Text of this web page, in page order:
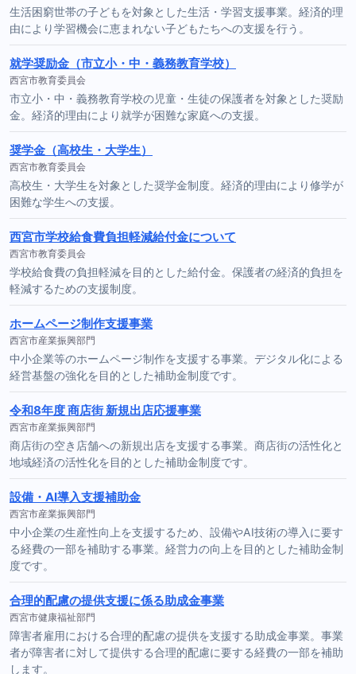
生活困窮世帯の子どもを対象とした生活・学習支援事業。経済的理
由により学習機会に恵まれない子どもたちへの支援を行う。
就学奨励金（市立小・中・義務教育学校）
西宮市教育委員会
市立小・中・義務教育学校の児童・生徒の保護者を対象とした奨励
金。経済的理由により就学が困難な家庭への支援。
奨学金（高校生・大学生）
西宮市教育委員会
高校生・大学生を対象とした奨学金制度。経済的理由により修学が
困難な学生への支援。
西宮市学校給食費負担軽減給付金について
西宮市教育委員会
学校給食費の負担軽減を目的とした給付金。保護者の経済的負担を
軽減するための支援制度。
ホームページ制作支援事業
西宮市産業振興部門
中小企業等のホームページ制作を支援する事業。デジタル化による
経営基盤の強化を目的とした補助金制度です。
令和8年度 商店街 新規出店応援事業
西宮市産業振興部門
商店街の空き店舗への新規出店を支援する事業。商店街の活性化と
地域経済の活性化を目的とした補助金制度です。
設備・AI導入支援補助金
西宮市産業振興部門
中小企業の生産性向上を支援するため、設備やAI技術の導入に要す
る経費の一部を補助する事業。経営力の向上を目的とした補助金制
度です。
合理的配慮の提供支援に係る助成金事業
西宮市健康福祉部門
障害者雇用における合理的配慮の提供を支援する助成金事業。事業
者が障害者に対して提供する合理的配慮に要する経費の一部を補助
します。